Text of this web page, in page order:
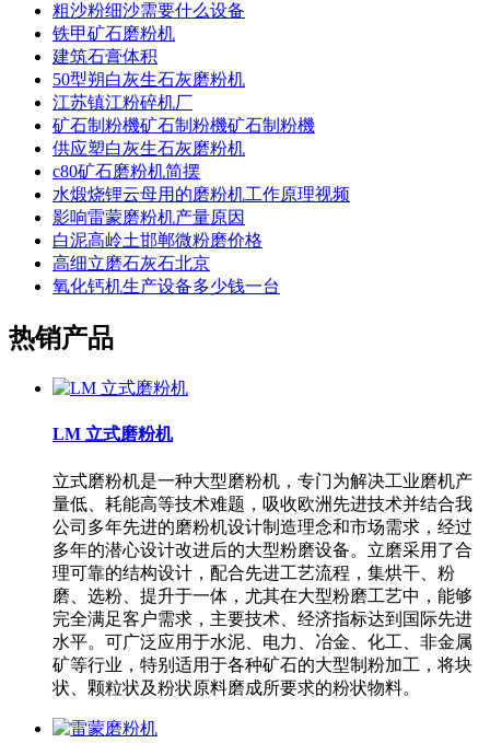
粗沙粉细沙需要什么设备
铁甲矿石磨粉机
建筑石膏体积
50型朔白灰生石灰磨粉机
江苏镇江粉碎机厂
矿石制粉機矿石制粉機矿石制粉機
供应塑白灰生石灰磨粉机
c80矿石磨粉机简摆
水煅烧锂云母用的磨粉机工作原理视频
影响雷蒙磨粉机产量原因
白泥高岭土邯郸微粉磨价格
高细立磨石灰石北京
氧化钙机生产设备多少钱一台
热销产品
LM 立式磨粉机
立式磨粉机是一种大型磨粉机，专门为解决工业磨机产
量低、耗能高等技术难题，吸收欧洲先进技术并结合我
公司多年先进的磨粉机设计制造理念和市场需求，经过
多年的潜心设计改进后的大型粉磨设备。立磨采用了合
理可靠的结构设计，配合先进工艺流程，集烘干、粉
磨、选粉、提升于一体，尤其在大型粉磨工艺中，能够
完全满足客户需求，主要技术、经济指标达到国际先进
水平。可广泛应用于水泥、电力、冶金、化工、非金属
矿等行业，特别适用于各种矿石的大型制粉加工，将块
状、颗粒状及粉状原料磨成所要求的粉状物料。